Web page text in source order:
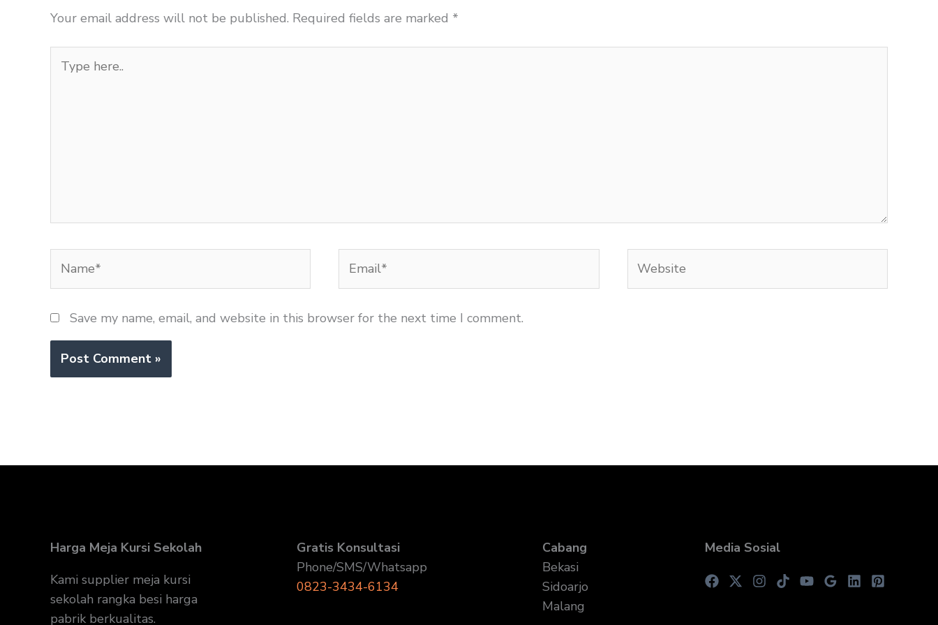
Your email address will not be published. Required fields are marked *
here..
Save my name, email, and website in this browser for the next time I comment.
Harga Meja Kursi Sekolah
Kami supplier meja kursi
sekolah rangka besi harga
pabrik berkualitas.
Gratis Konsultasi
Phone/SMS/Whatsapp
0823-3434-6134
Cabang
Bekasi
Sidoarjo
Malang
Media Sosial